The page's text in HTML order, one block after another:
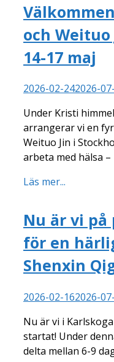
och
14-17 maj
2026-02-242026-
Under Kristi
arrangerar vi en
Weituo Jin i
arbeta med hälsa
Läs mer...
Nu är vi på
för en
Shenxin
2026-02-162026-
Nu är vi i
startat! Under
delta mellan 6-9